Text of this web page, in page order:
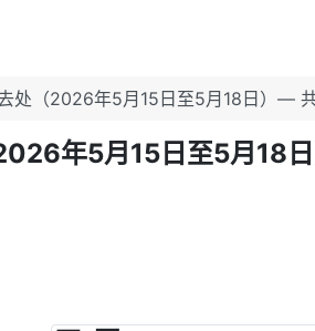
处（2026年5月15日至5月18日）—
年5月15日至5月